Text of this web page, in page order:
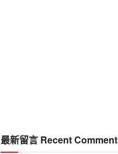
最新留言 Recent Comment